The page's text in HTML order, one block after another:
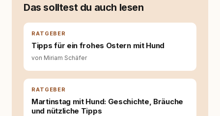
moderner Hundeerziehung
entsteht echte Bindung dort, wo Verständnis
Wissen ersetzt – nicht umgekehrt. Aus dieser
Entwicklung entstand rundum.dog – ein
Hundehalter:innen in Deutschland, Österreich
und der Schweiz. Meine Überzeugung:
Tierschutz beginnt mit Wissen. Wer seinen
Hund versteht, trifft bessere Entscheidungen –
für ein Zusammenleben, das beiden guttut.
Das solltest du auch lesen
RATGEBER
Tipps für ein frohes Ostern mit Hund
von Miriam Schäfer
RATGEBER
Martinstag mit Hund: Geschichte, Bräuche
und nützliche Tipps